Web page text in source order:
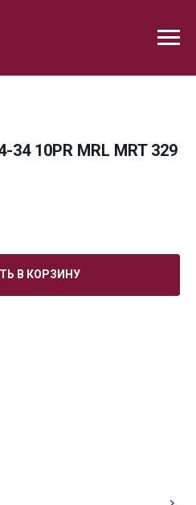
10PR MRL MRT 329
В КОРЗИНУ